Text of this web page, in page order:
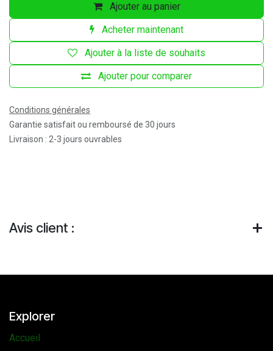
Ajouter au panier
Acheter maintenant
Ajouter pour comparer
Ajouter à la liste de souhaits
Conditions générales
Garantie satisfait ou remboursé de 30 jours
Livraison : 2-3 jours ouvrables
Avis client :
Explorer
Accueil